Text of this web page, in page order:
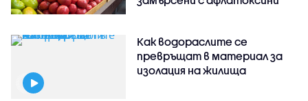
Как водораслите се
превръщат в материал за
изолация на жилища